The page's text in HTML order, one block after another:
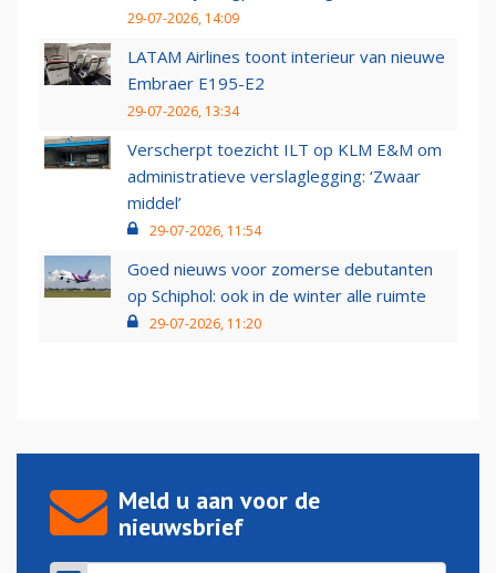
29-07-2026, 14:09
LATAM Airlines toont interieur van nieuwe
Embraer E195-E2
29-07-2026, 13:34
Verscherpt toezicht ILT op KLM E&M om
administratieve verslaglegging: ‘Zwaar
middel’
29-07-2026, 11:54
Goed nieuws voor zomerse debutanten
op Schiphol: ook in de winter alle ruimte
29-07-2026, 11:20
Meld u aan voor de
nieuwsbrief